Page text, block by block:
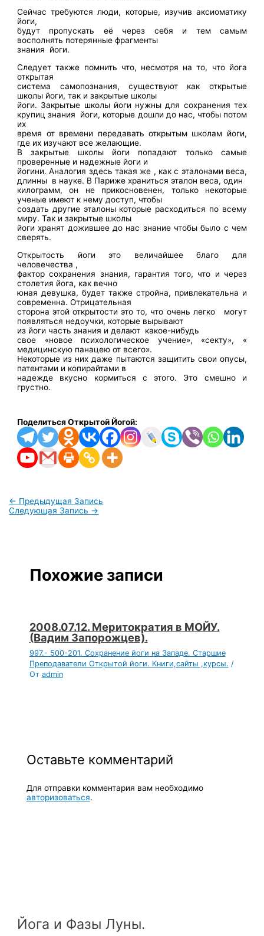
Сейчас требуются люди, которые, изучив аксиоматику
йоги,
будут пропускать её через себя и тем самым
восполнять потерянные фрагменты
знания
йоги.
Следует также помнить что, несмотря на то, что йога
открытая
система самопознания, существуют как открытые
школы йоги, так и закрытые школы
йоги. Закрытые школы йоги нужны для сохранения тех
крупиц знания
йоги, которые дошли до нас, чтобы потом
их
время от времени передавать открытым школам йоги,
где их изучают все желающие.
В закрытые школы йоги попадают только самые
проверенные и надежные йоги и
йогини. Аналогия здесь такая же , как с эталонами веса,
длинны в науке. В Париже храниться эталон веса, один
килограмм, он не прикосновенен, только некоторые
ученые имеют к нему доступ, чтобы
создать другие эталоны которые расходиться по всему
миру. Так и закрытые школы
йоги хранят дожившее до нас знание чтобы было с чем
сверять.
Открытость йоги это величайшее благо для
человечества ,
фактор сохранения знания, гарантия того, что и через
столетия йога, как вечно
юная девушка, будет также стройна, привлекательна и
современна. Отрицательная
сторона этой открытости это то, что очень легко
могут
появляться недоучки, которые вырывают
из йоги часть знания и делают какое-нибудь
свое «новое психологическое учение», «секту», «
медицинскую панацею от всего».
Некоторые из них даже пытаются защитить свои опусы,
патентами и копирайтами в
надежде вкусно кормиться с этого. Это смешно и
грустно.
Поделиться Открытой Йогой:
← Предыдущая Запись
Следующая Запись →
Похожие записи
2008.07.12. Меритократия в МОЙУ.
(Вадим Запорожцев).
997.- 500-201. Сохранение йоги на Западе. Старшие
Преподаватели Открытой йоги. Книги,сайты ,курсы. /
От admin
Оставьте комментарий
Для отправки комментария вам необходимо
авторизоваться.
Йога и Фазы Луны.